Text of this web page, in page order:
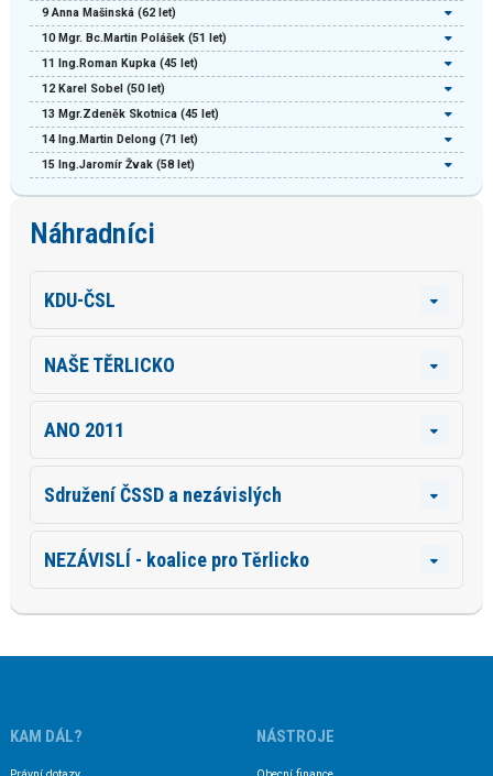
9 Anna Mašinská(62 let)
10 Mgr. Bc.Martin Polášek(51 let)
11
Ing.Roman Kupka(45 let)
12 Karel Sobel (50 let)
13 Mgr.Zdeněk Skotnica(45 let)
14 Ing.Martin Delong(71 let)
15 Ing.Jaromír Žvak(58 let)
Náhradníci
KDU-ČSL
NAŠE TĚRLICKO
ANO 2011
Sdružení ČSSD a nezávislých
NEZÁVISLÍ - koalice pro Těrlicko
KAM DÁL? NÁSTROJE